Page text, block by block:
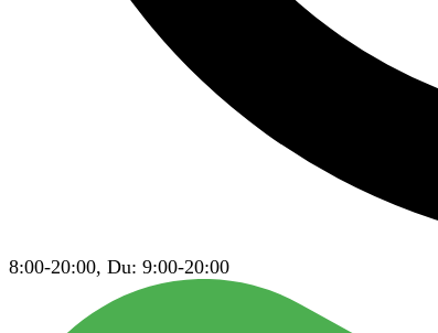
8:00-20:00, Du: 9:00-20:00